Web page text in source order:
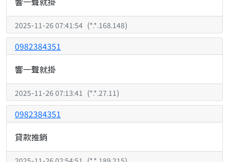
2025-11-26 07:41:54 (*.*.168.148)
0982384351
響一聲就掛
2025-11-26 07:13:41 (*.*.27.11)
0982384351
貸款推銷